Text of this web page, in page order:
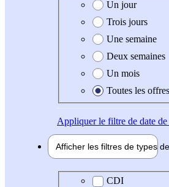
Date de création de l'offre
Un jour
Trois jours
Une semaine
Deux semaines
Un mois
Toutes les offres
Appliquerle filtre de date
Afficher les filtres de types de
Type de contrat
CDI